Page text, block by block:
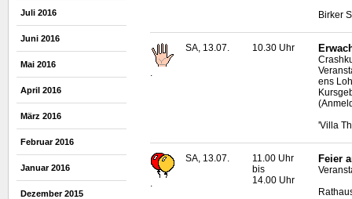
Juli 2016
Juni 2016
Mai 2016
April 2016
März 2016
Februar 2016
Januar 2016
Dezember 2015
Birker
.
SA, 13.07. 10.30 Uhr
ens
'Villa
SA, 13.07.
11.00 Uhr
bis
14.00 Uhr
Feier